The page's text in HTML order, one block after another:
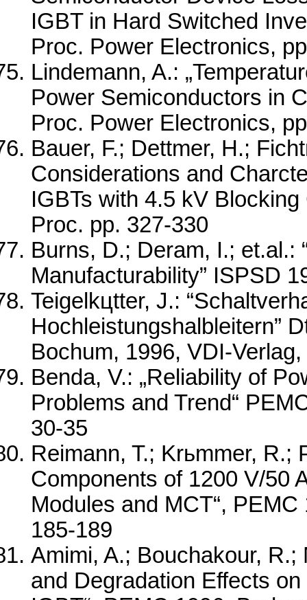
IGBT in Hard Switched
Proc. Power Electronics,
Lindemann, A.:
Power Semiconductors in
Proc. Power Electronics,
Bauer, F.; Dettmer, H.;
Considerations and
IGBTs with 4.5 kV
Proc. pp. 327-330
Burns, D.; Deram, I.; et.al.:
Manufacturability” ISPSD
Teigelkцtter, J.:
Hochleistungshalbleitern”
Bochum, 1996, VDI-
Benda, V.: „Reliability of
Problems and Trend“
30-35
Reimann, T.; Krьmmer, R.;
Components of 1200 V/50
Modules and MCT“,
185-189
Amimi, A.; Bouchakour, R.;
and Degradation Effects